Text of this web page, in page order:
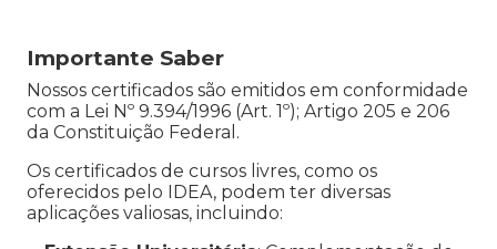
Importante Saber
Nossos certificados são emitidos em conformidade
com a Lei Nº 9.394/1996 (Art. 1º); Artigo 205 e 206
da Constituição Federal.
Os certificados de cursos livres, como os
oferecidos pelo IDEA, podem ter diversas
aplicações valiosas, incluindo: